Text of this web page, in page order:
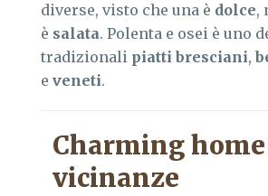
diverse, visto che una è dolce,
è salata. Polenta e osei è uno
tradizionali piatti bresciani,
e veneti.
Charming
vicinanze